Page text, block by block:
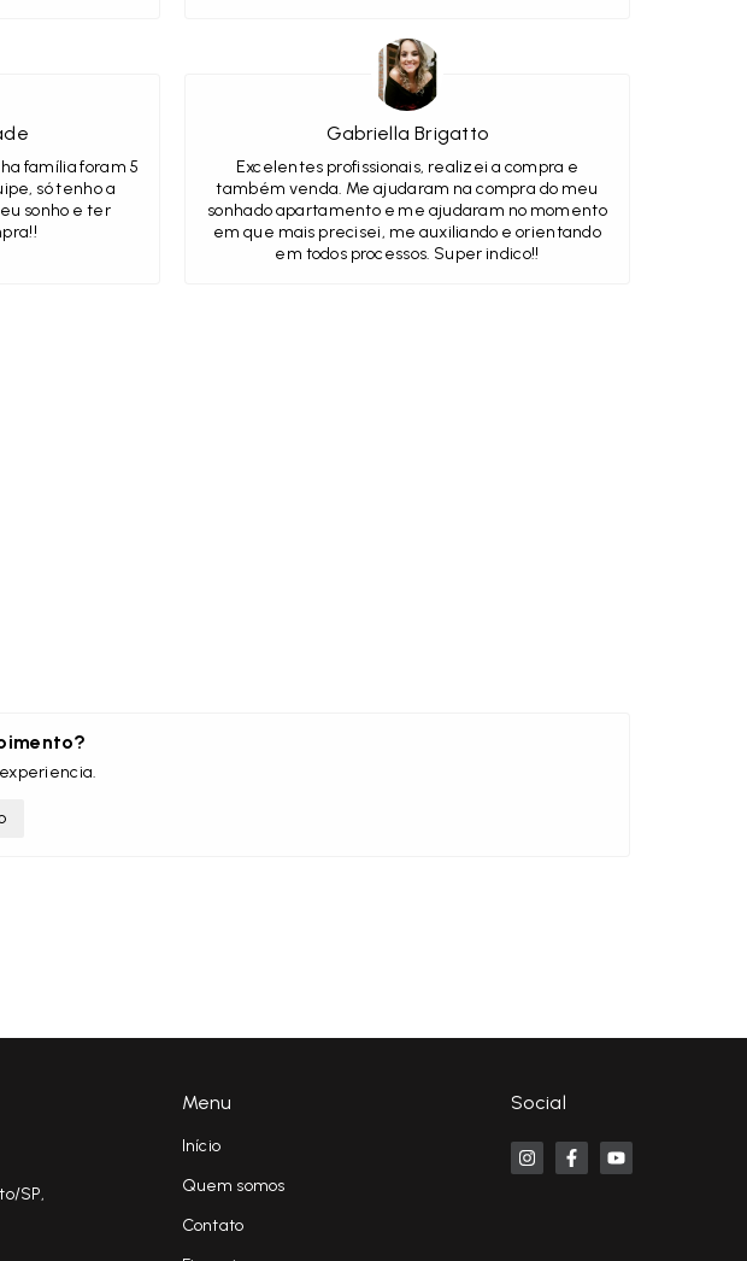
família foram 5
só tenho a
sonho e ter
Gabriella Brigatto
Excelentes profissionais, realizei a compra e
também venda. Me ajudaram na compra do meu
sonhado apartamento e me ajudaram no momento
em que mais precisei, me auxiliando e orientando
em todos processos. Super indico!!
SP,
Menu
Início
Quem somos
Contato
Social